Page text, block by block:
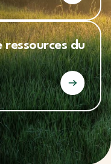
ressources du